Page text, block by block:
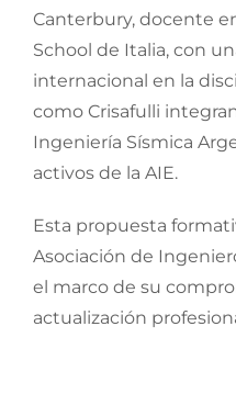
Canterbury, docente
School de Italia, con
internacional en la
como Crisafulli
Ingeniería Sísmica
activos de la AIE.
Esta propuesta
Asociación de
el marco de su
actualización